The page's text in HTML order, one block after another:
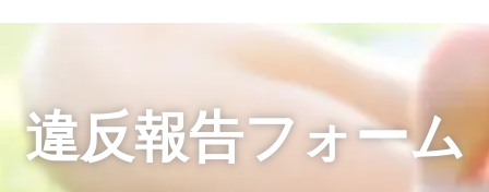
違反報告フォーム